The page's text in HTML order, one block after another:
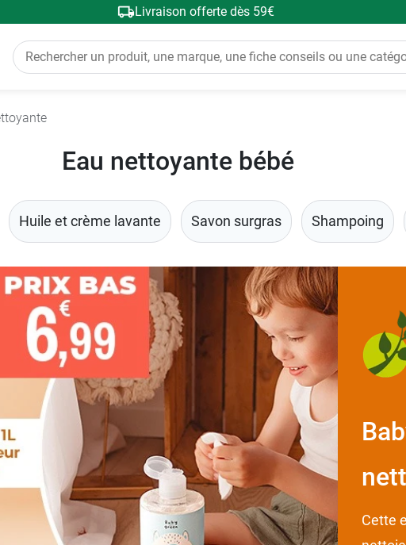
Livraison offerte dès 59€
Eau nettoyante bébé
Huile et crème lavante Savon surgras Shampoing
Cette